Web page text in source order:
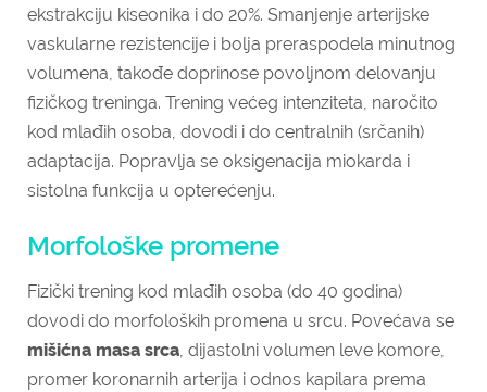
ekstrakciju kiseonika i do 20%. Smanjenje arterijske
vaskularne rezistencije i bolja preraspodela minutnog
volumena, takođe doprinose povoljnom delovanju
fizičkog treninga. Trening većeg intenziteta, naročito
kod mlađih osoba, dovodi i do centralnih (srčanih)
adaptacija. Popravlja se oksigenacija miokarda i
sistolna funkcija u opterećenju.
Morfološke promene
Fizički trening kod mlađih osoba (do 40 godina)
dovodi do morfoloških promena u srcu. Povećava se
mišićna masa srca, dijastolni volumen leve komore,
promer koronarnih arterija i odnos kapilara prema